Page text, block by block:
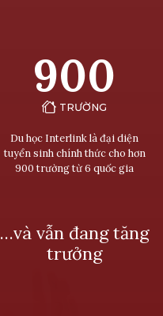
900
TRƯỜNG
Du học Interlink là đại diện
tuyển sinh chính thức cho hơn
900 trường từ 6 quốc gia
…và vẫn đang tăng
trưởng